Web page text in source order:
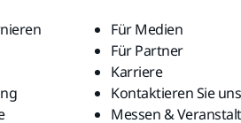
Für Medien
Für Partner
Karriere
Kontaktieren Sie uns
Messen &